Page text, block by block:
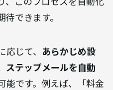
できます。
じて、 あらかじめ設
ステップメールを自動
能です。例えば、「料金